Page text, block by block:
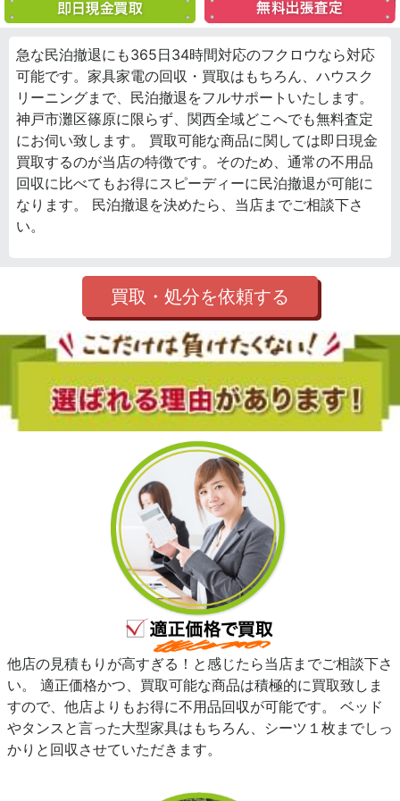
急な民泊撤退にも365日34時間対応のフクロウなら対応
可能です。家具家電の回収・買取はもちろん、ハウスク
リーニングまで、民泊撤退をフルサポートいたします。
神戸市灘区篠原に限らず、関西全域どこへでも無料査定
にお伺い致します。 買取可能な商品に関しては即日現金
買取するのが当店の特徴です。そのため、通常の不用品
回収に比べてもお得にスピーディーに民泊撤退が可能に
なります。 民泊撤退を決めたら、当店までご相談下さ
い。
買取・処分を依頼する
他店の見積もりが高すぎる！と感じたら当店までご相談下さ
い。 適正価格かつ、買取可能な商品は積極的に買取致しま
すので、他店よりもお得に不用品回収が可能です。 ベッド
やタンスと言った大型家具はもちろん、シーツ１枚までしっ
かりと回収させていただきます。